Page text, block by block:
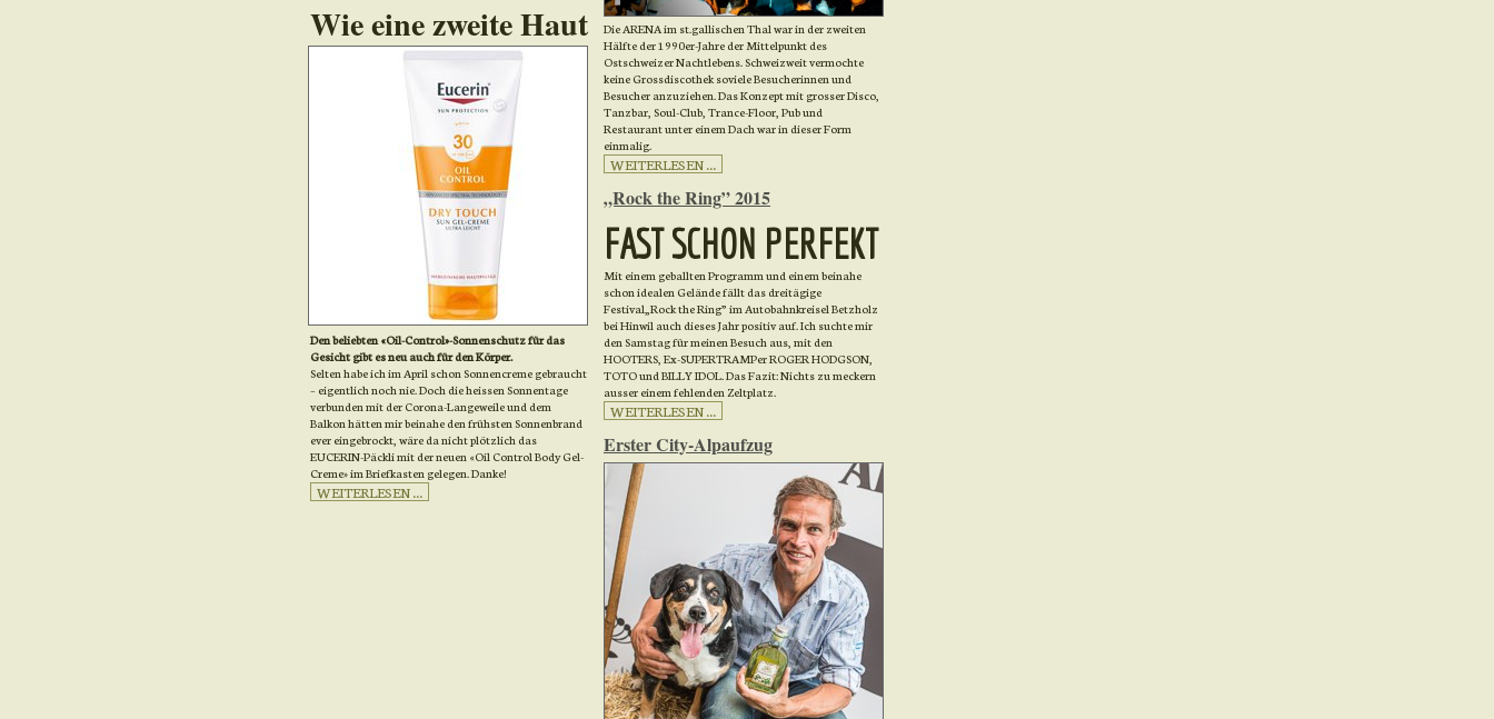
Wie eine zweite Haut
Den beliebten «Oil-Control»-Sonnenschutz für das
Gesicht gibt es neu auch für den Körper.
Selten habe ich im April schon Sonnencreme gebraucht
– eigentlich noch nie. Doch die heissen Sonnentage
verbunden mit der Corona-Langeweile und dem
Balkon hätten mir beinahe den frühsten Sonnenbrand
ever eingebrockt, wäre da nicht plötzlich das
EUCERIN-Päckli mit der neuen «Oil Control Body Gel-
Creme» im Briefkasten gelegen. Danke!
WEITERLESEN ...
Die ARENA im st.gallischen Thal war in der zweiten
Hälfte der 1990er-Jahre der Mittelpunkt des
Ostschweizer Nachtlebens. Schweizweit vermochte
keine Grossdiscothek soviele Besucherinnen und
Besucher anzuziehen. Das Konzept mit grosser Disco,
Tanzbar, Soul-Club, Trance-Floor, Pub und
Restaurant unter einem Dach war in dieser Form
einmalig.
WEITERLESEN ...
„Rock the Ring” 2015
FAST SCHON PERFEKT
Mit einem geballten Programm und einem beinahe
schon idealen Gelände fällt das dreitägige
Festival„Rock the Ring” im Autobahnkreisel Betzholz
bei Hinwil auch dieses Jahr positiv auf. Ich suchte mir
den Samstag für meinen Besuch aus, mit den
HOOTERS, Ex-SUPERTRAMPer ROGER HODGSON,
TOTO und BILLY IDOL. Das Fazit: Nichts zu meckern
ausser einem fehlenden Zeltplatz.
WEITERLESEN ...
Erster City-Alpaufzug